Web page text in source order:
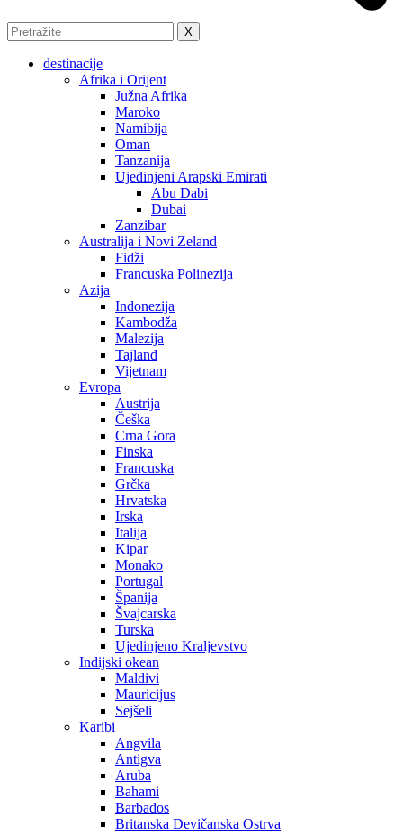
X
destinacije
Afrika i Orijent
Južna Afrika
Maroko
Namibija
Oman
Tanzanija
Ujedinjeni Arapski Emirati
Abu Dabi
Dubai
Zanzibar
Australija i Novi Zeland
Fidži
Francuska Polinezija
Azija
Indonezija
Kambodža
Malezija
Tajland
Vijetnam
Evropa
Austrija
Češka
Crna Gora
Finska
Francuska
Grčka
Hrvatska
Irska
Italija
Kipar
Monako
Portugal
Španija
Švajcarska
Turska
Ujedinjeno Kraljevstvo
Indijski okean
Maldivi
Mauricijus
Sejšeli
Karibi
Angvila
Antigva
Aruba
Bahami
Barbados
Britanska Devičanska Ostrva